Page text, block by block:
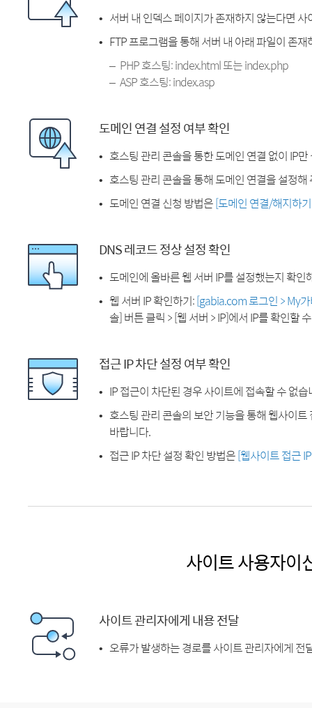
서버 내 인덱스 페이지가 존재하지 않는다면
FTP 프로그램을 통해 서버 내 아래 파일이 존
PHP 호스팅: index.html 또는 index.php
ASP 호스팅: index.asp
도메인 연결 설정 여부 확인
호스팅 관리 콘솔을 통한 도메인 연결 없이 IP
호스팅 관리 콘솔을 통해 도메인 연결을 설정해
도메인 연결 신청 방법은[도메인 연결/해지하
DNS 레코드 정상 설정 확인
도메인에 올바른 웹 서버 IP를 설정했는지 확인
웹 서버 IP 확인하기:[gabia.com 로그인 > My
솔] 버튼 클릭 > [웹 서버 > IP]에서 IP를 확인할
접근 IP 차단 설정 여부 확인
IP 접근이 차단된 경우 사이트에 접속할 수 없습
호스팅 관리 콘솔의 보안 기능을 통해 웹사이
바랍니다.
접근 IP 차단 설정 확인 방법은[웹사이트 접근
사이트 사용자이
사이트 관리자에게 내용 전달
오류가 발생하는 경로를 사이트 관리자에게 전